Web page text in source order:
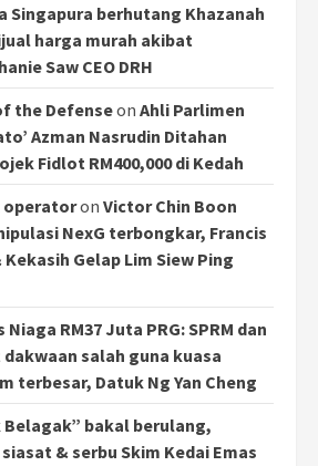
Singapura berhutang Khazanah
harga murah akibat
Saw CEO DRH
the Defenseon Ahli Parlimen
Azman Nasrudin Ditahan
Fidlot RM400,000 di Kedah
on Victor Chin Boon
NexG terbongkar, Francis
Kekasih Gelap Lim Siew Ping
Niaga RM37 Juta PRG: SPRM dan
salah guna kuasa
terbesar, Datuk Ng Yan Cheng
Belagak” bakal berulang,
& serbu Skim Kedai Emas